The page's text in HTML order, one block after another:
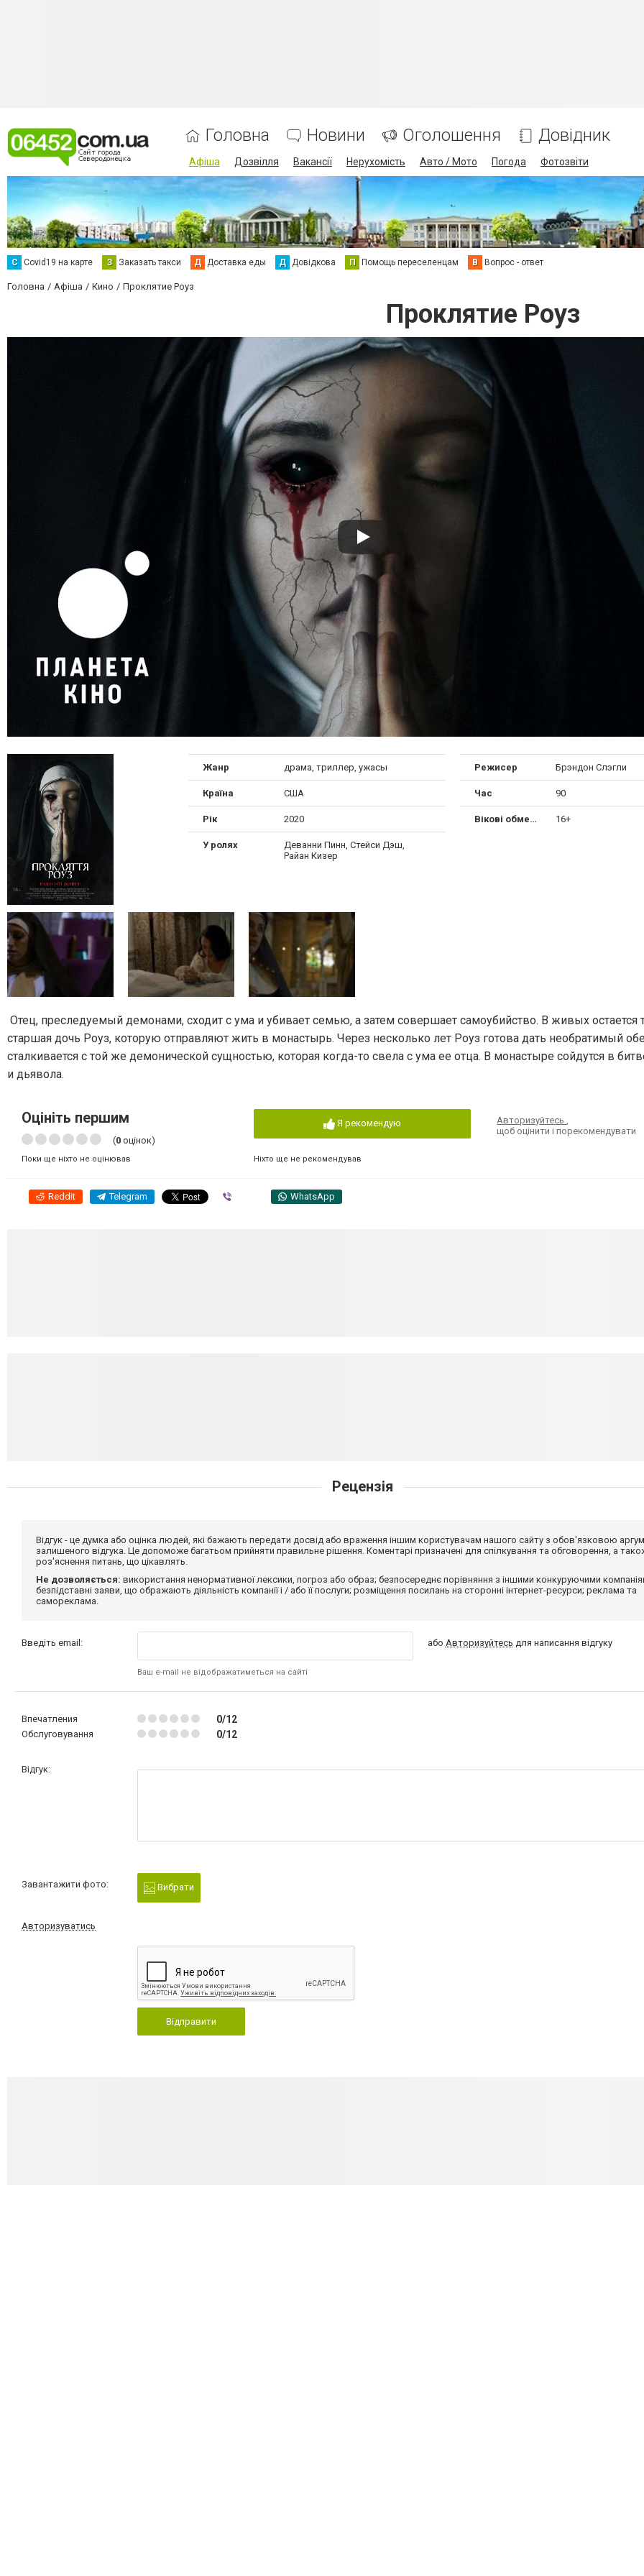
Головна Новини Оголошення Довідник
Афіша Дозвілля Вакансії Нерухомість Авто / Мото Погода Фотозвіти
С Сovid19 на карте З Заказать такси Д Доставка еды Д Довідкова П Помощь переселенцам В Вопрос - ответ
Головна Афіша Кино Проклятие Роуз
Проклятие Роуз
Жанр драма, триллер, ужасы
Країна США
Рік 2020
У ролях
Деванни Пинн, Стейси Дэш,
Райан Кизер
Режисер Брэндон Слэгли
Час 90
Вікові обмеження 16+
Отец, преследуемый демонами, сходит с ума и убивает семью, а затем совершает самоубийство. В живых остается
старшая дочь Роуз, которую отправляют жить в монастырь. Через несколько лет Роуз готова дать необратимый
сталкивается с той же демонической сущностью, которая когда-то свела с ума ее отца. В монастыре сойдутся в
и дьявола.
Оцініть першим
(0 оцінок)
Поки ще ніхто не оцінював
Я рекомендую
Ніхто ще не рекомендував
Авторизуйтесь,
щоб оцінити і порекомендувати
Reddit Telegram WhatsApp
Рецензія
Відгук - це думка або оцінка людей, які бажають передати досвід або враження іншим користувачам нашого сайту з обов'язковою
залишеного відгука. Це допоможе багатьом прийняти правильне рішення. Коментарі призначені для спілкування та обговорення, а
роз'яснення питань, що цікавлять.
Не дозволяється: використання ненормативної лексики, погроз або образ; безпосереднє порівняння з іншими конкуруючими
безпідставні заяви, що ображають діяльність компанії і / або її послуги; розміщення посилань на сторонні інтернет-ресурси; реклама та
самореклама.
Введіть email:
Ваш e-mail не відображатиметься на сайті
або Авторизуйтесь для написання відгуку
Впечатления 0/12
Обслуговування 0/12
Відгук:
Завантажити фото: Вибрати
Авторизуватись
Відправити